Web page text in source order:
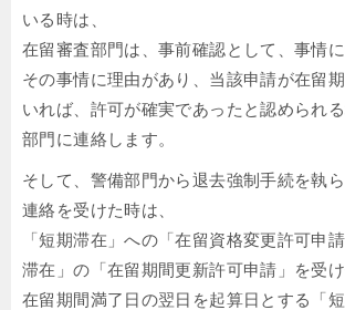
いる時は、
在留審査部門は、事前確認として、事情に
その事情に理由があり、当該申請が在留
いれば、許可が確実であったと認められ
部門に連絡します。
そして、警備部門から退去強制手続を執
連絡を受けた時は、
「短期滞在」への「在留資格変更許可申
滞在」の「在留期間更新許可申請」を受け
在留期間満了日の翌日を起算日とする「